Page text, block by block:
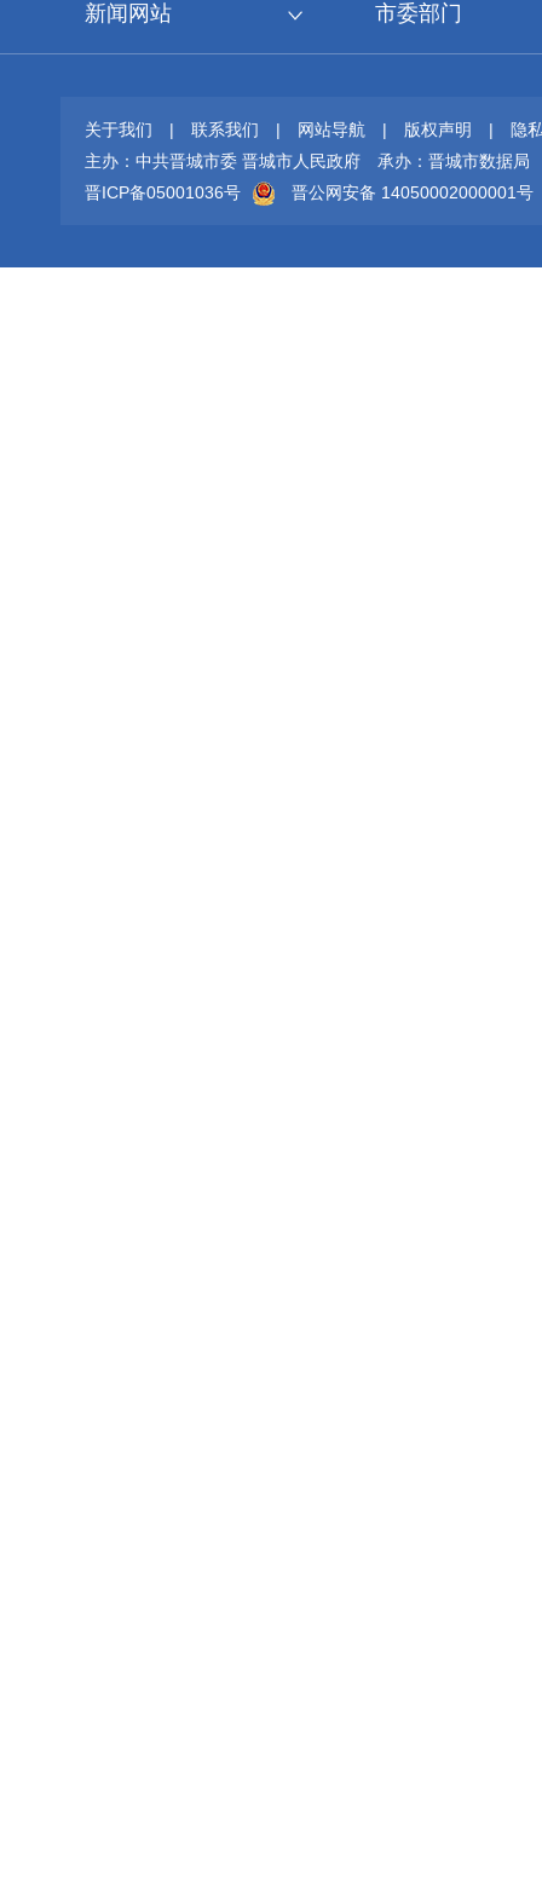
新闻网站 市委部门
关于我们 | 联系我们 | 网站导航 | 版权声明 |
隐
主办：中共晋城市委 晋城市人民政府
承办：晋城市数据局
晋ICP备05001036号
晋公网安备 14050002000001号